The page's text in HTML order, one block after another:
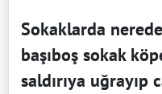
Sokaklarda
başıboş sokak
saldırıya uğrayıp